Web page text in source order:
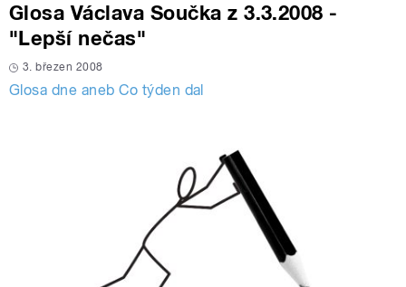
Glosa Václava Součka z 3.3.2008 -
"Lepší nečas"
3. březen 2008
Glosa dne aneb Co týden dal